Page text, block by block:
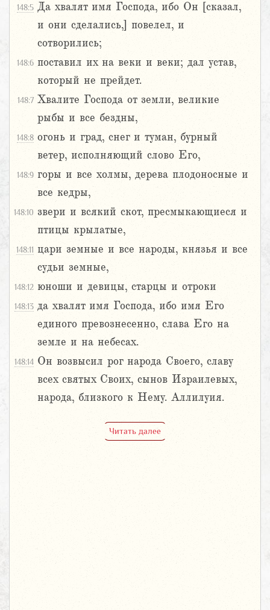
148:5 Да хвалят имя Господа, ибо Он [сказал,
и они сделались,] повелел, и
сотворились;
148:6 поставил их на веки и веки; дал устав,
который не прейдет.
148:7 Хвалите Господа от земли, великие
рыбы и все бездны,
148:8 огонь и град, снег и туман, бурный
ветер, исполняющий слово Его,
148:9 горы и все холмы, дерева плодоносные и
все кедры,
148:10 звери и всякий скот, пресмыкающиеся и
птицы крылатые,
148:11 цари земные и все народы, князья и все
судьи земные,
148:12 юноши и девицы, старцы и отроки
148:13 да хвалят имя Господа, ибо имя Его
единого превознесенно, слава Его на
земле и на небесах.
148:14 Он возвысил рог народа Своего, славу
всех святых Своих, сынов Израилевых,
народа, близкого к Нему. Аллилуия.
Читать далее